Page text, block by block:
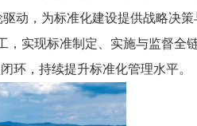
动， 为标准化建设提供战略决策
，实现标准制定、实施与监督全
环，持续提升标准化管理水平。